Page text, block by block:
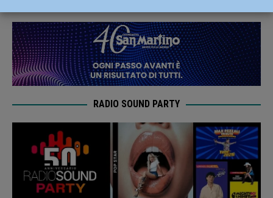
RADIO SOUND PARTY